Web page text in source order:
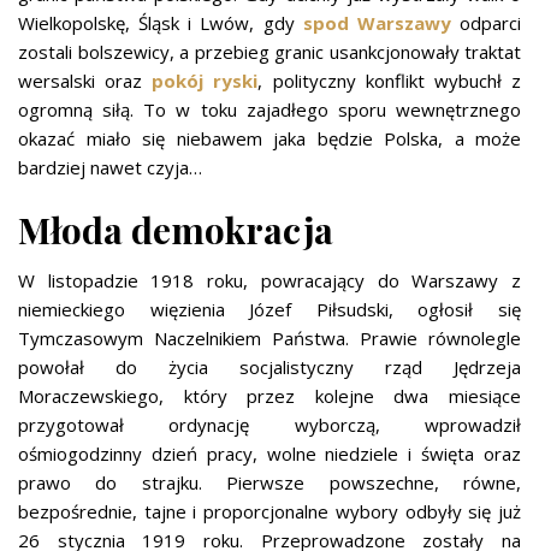
Wielkopolskę, Śląsk i Lwów, gdy spod Warszawyodparci
zostali bolszewicy, a przebieg granic usankcjonowały traktat
wersalski oraz pokój ryski, polityczny konflikt wybuchł z
ogromną siłą. To w toku zajadłego sporu wewnętrznego
okazać miało się niebawem jaka będzie Polska, a może
bardziej nawet czyja…
Młoda demokracja
W listopadzie 1918 roku, powracający do Warszawy z
niemieckiego więzienia Józef Piłsudski, ogłosił się
Tymczasowym Naczelnikiem Państwa. Prawie równolegle
powołał do życia socjalistyczny rząd Jędrzeja
Moraczewskiego, który przez kolejne dwa miesiące
przygotował ordynację wyborczą, wprowadził
ośmiogodzinny dzień pracy, wolne niedziele i święta oraz
prawo do strajku. Pierwsze powszechne, równe,
bezpośrednie, tajne i proporcjonalne wybory odbyły się już
26 stycznia 1919 roku. Przeprowadzone zostały na